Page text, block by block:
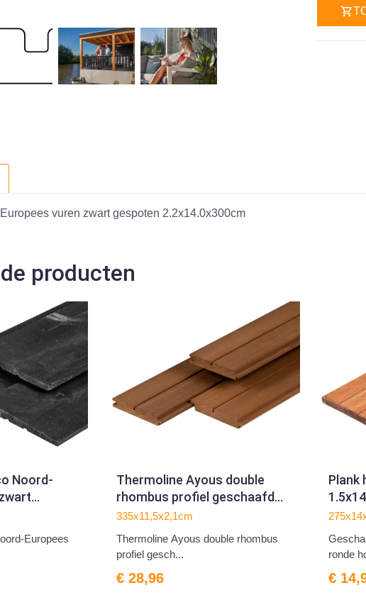
vuren zwart gespoten 2.2x14.0x300cm
producten
Noord-
Europees
Thermoline Ayous double
rhombus profiel geschaafd
2.1x11.5x335cm
335x11,5x2,1cm
Thermoline Ayous double rhombus
profiel gesch...
€ 28,96
Plank
ronde
€